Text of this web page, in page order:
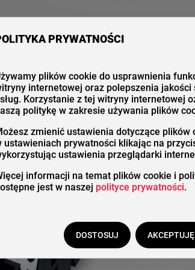
nas Katalog Kontakt
PRYWATNOŚCI
plików cookie do usprawnienia
internetowej oraz polepszenia jakości
Korzystanie z tej witryny internetowej
politykę w zakresie używania plików
zmienić ustawienia dotyczące plików
ustawieniach prywatności klikając na
ustawienia przeglądarki
informacji na temat plików cookie i
jest w naszej polityce prywatności.
DOSTOSUJ AKCEPTUJĘ